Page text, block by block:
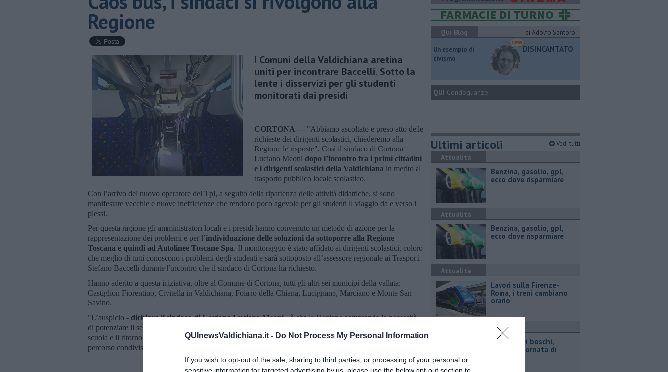
QUInewsValdichiana.it - Do Not Process My Personal Information
If you wish to opt-out of the sale, sharing to third parties, or processing of your personal or
sensitive information for targeted advertising by us, please use the below opt-out section to
Regione
I Comuni della Valdichiana aretina
uniti per incontrare Baccelli. Sotto la
lente i disservizi per gli studenti
monitorati dai presidi
CORTONA — "Abbiamo ascoltato e preso atto delle
richieste dei dirigenti scolastici, chiederemo alla
Regione le risposte". Così il sindaco di Cortona
Luciano Meoni dopo l’incontro fra i primi cittadini
e i dirigenti scolastici della Valdichiana in merito al
trasporto pubblico locale scolastico.
Con l’arrivo del nuovo operatore del Tpl, a seguito della ripartenza delle attività didattiche, si sono
manifestate vecchie e nuove inefficienze che rendono poco agevole per gli studenti il viaggio da e verso i
plessi.
Per questa ragione gli amministratori locali e i presidi hanno convenuto un metodo di azione per la
rappresentazione dei problemi e per l’individuazione delle soluzioni da sottoporre alla Regione
Toscana e quindi ad Autolinee Toscane Spa. Il monitoraggio è stato affidato ai dirigenti scolastici, coloro
che meglio di tutti conoscono i problemi degli studenti e sarà sottoposto all’assessore regionale ai Trasporti
Stefano Baccelli durante l’incontro che il sindaco di Cortona ha richiesto.
Hanno aderito a questa iniziativa, oltre al Comune di Cortona, tutti gli altri sei municipi della vallata:
Castiglion Fiorentino, Civitella in Valdichiana, Foiano della Chiana, Lucignano, Marciano e Monte San
Savino.
"L’auspicio - dichiara il sindaco di Cortona Luciano Meoni- è che la Regione comprenda la necessità
di potenziare il servizio in favore dei giovani in modo da rendere ancora più accessibile e comodo l’arrivo a
scuola e il ritorno a casa. Ringrazio i primi cittadini della Valdichiana con i quali abbiamo strutturato un
percorso condiviso, insieme ai dirigenti scolastici, al fine di addivenire a dei risultati positivi".
Qui Blog
di Adolfo Santoro
​Un esempio di
civismo
DISINCANTATO
QUI Condoglianze
Ultimi articoli Vedi tutti
Attualità
​Benzina, gasolio, gpl,
ecco dove risparmiare
Attualità
​Benzina, gasolio, gpl,
ecco dove risparmiare
Attualità
Lavori sulla Firenze-
Roma, i treni cambiano
orario
Incendi nei boschi,
un'altra giornata di